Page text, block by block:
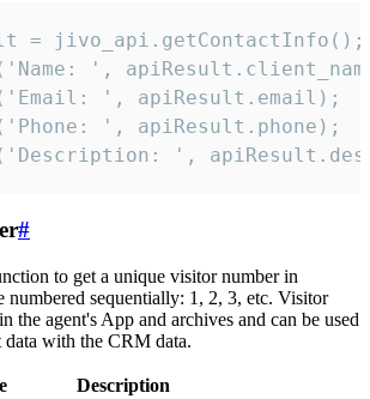
= jivo_api.getContactInfo();
',
', apiResult.email);
', apiResult.phone);
',
#
to get a unique visitor number in
numbered sequentially: 1, 2, 3, etc. Visitor
the agent's App and archives and can be used
data with the CRM data.
Description